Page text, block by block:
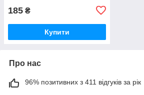
185 ₴
Купити
Про нас
96% позитивних з 411 відгуків за рік